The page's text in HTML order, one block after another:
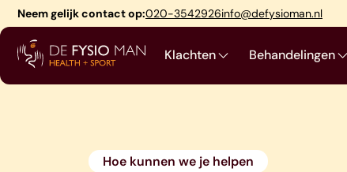
Skip
to
content
Neem gelijk contact op:020-3542926info@defysioman.nl
Klachten Behandelingen
Hoe kunnen we je helpen